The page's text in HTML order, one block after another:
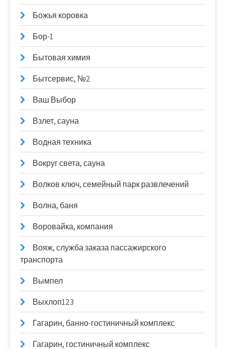
Божья коровка
Бор-1
Бытовая химия
Бытсервис, №2
Ваш Выбор
Взлет, сауна
Водная техника
Вокруг света, сауна
Волков ключ, семейный парк развлечений
Волна, баня
Воровайка, компания
Вояж, служба заказа пассажирского
транспорта
Вымпел
Выхлоп123
Гагарин, банно-гостиничный комплекс
Гагарин, гостиничный комплекс